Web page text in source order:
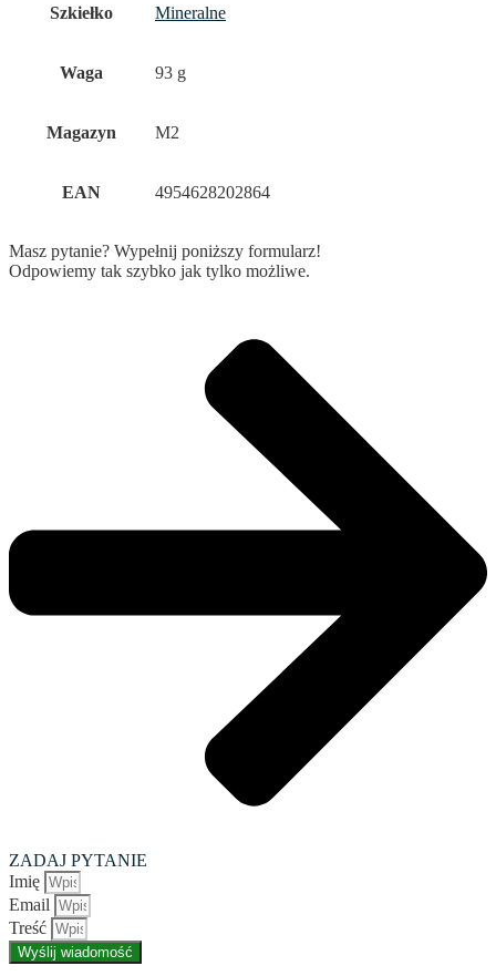
Szkiełko Mineralne
Waga 93 g
Magazyn M2
EAN 4954628202864
Masz pytanie? Wypełnij poniższy formularz!
Odpowiemy tak szybko jak tylko możliwe.
ZADAJ PYTANIE
Imię
Email
Treść
Wyślij wiadomość